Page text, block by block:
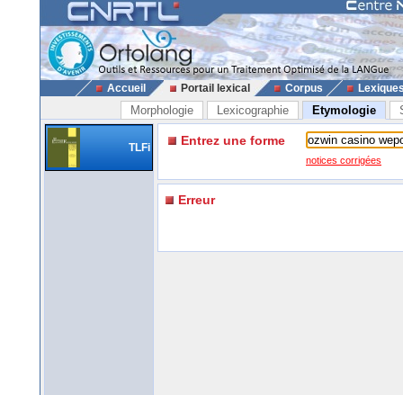
Accueil Portail lexical Corpus
Morphologie Lexicographie Etymologie
TLFi Entrez une forme
notices corrigées
Erreur